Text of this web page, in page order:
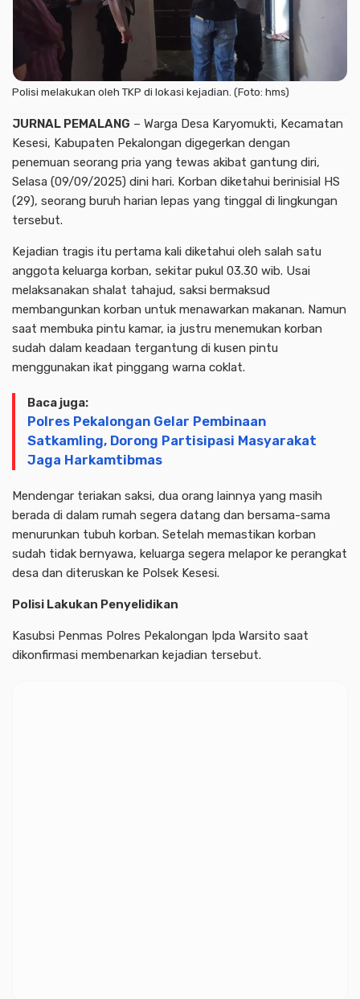
Polisi melakukan oleh TKP di lokasi kejadian. (Foto: hms)
JURNAL PEMALANG – Warga Desa Karyomukti, Kecamatan
Kesesi, Kabupaten Pekalongan digegerkan dengan
penemuan seorang pria yang tewas akibat gantung diri,
Selasa (09/09/2025) dini hari. Korban diketahui berinisial HS
(29), seorang buruh harian lepas yang tinggal di lingkungan
tersebut.
Kejadian tragis itu pertama kali diketahui oleh salah satu
anggota keluarga korban, sekitar pukul 03.30 wib. Usai
melaksanakan shalat tahajud, saksi bermaksud
membangunkan korban untuk menawarkan makanan. Namun
saat membuka pintu kamar, ia justru menemukan korban
sudah dalam keadaan tergantung di kusen pintu
menggunakan ikat pinggang warna coklat.
Baca juga:
Polres Pekalongan Gelar Pembinaan
Satkamling, Dorong Partisipasi Masyarakat
Jaga Harkamtibmas
Mendengar teriakan saksi, dua orang lainnya yang masih
berada di dalam rumah segera datang dan bersama-sama
menurunkan tubuh korban. Setelah memastikan korban
sudah tidak bernyawa, keluarga segera melapor ke perangkat
desa dan diteruskan ke Polsek Kesesi.
Polisi Lakukan Penyelidikan
Kasubsi Penmas Polres Pekalongan Ipda Warsito saat
dikonfirmasi membenarkan kejadian tersebut.